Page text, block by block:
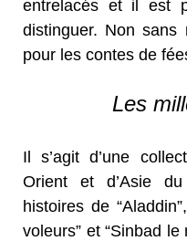
entrelacés et il est
distinguer. Non sans
pour les contes de
Les
Il s’agit d’une
Orient et d’Asie
histoires de
voleurs” et “Sinbad